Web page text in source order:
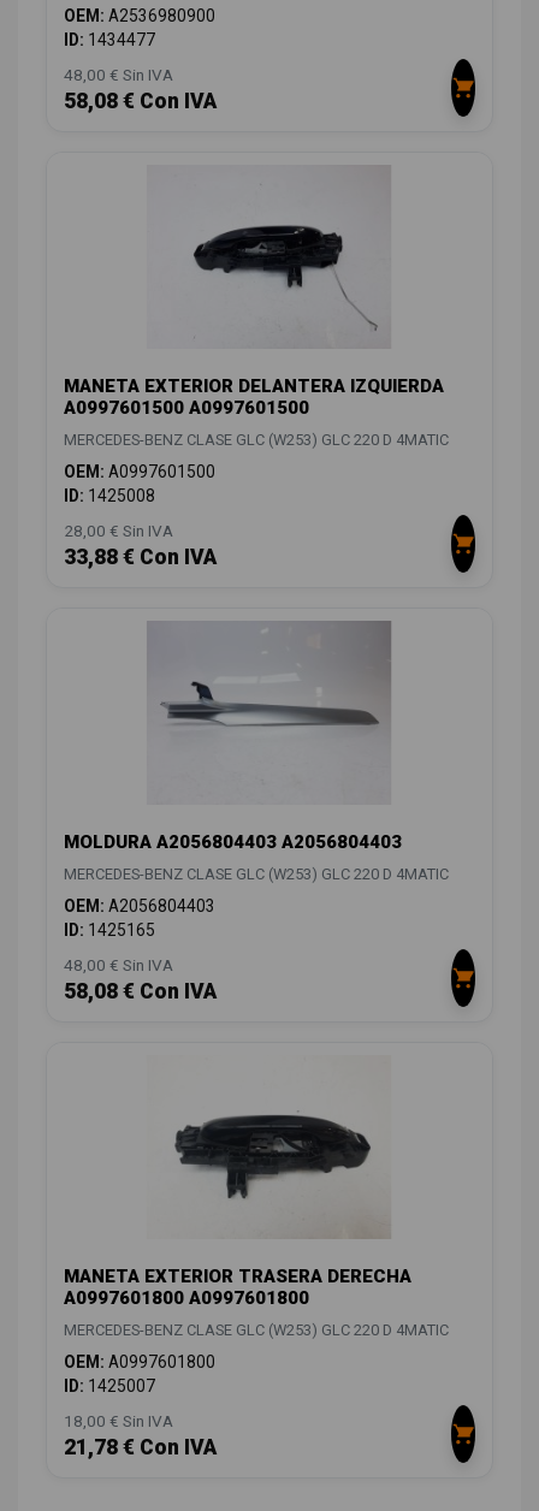
OEM: A2536980900
ID: 1434477
48,00 € Sin IVA
58,08 € Con IVA
MANETA EXTERIOR DELANTERA IZQUIERDA
A0997601500 A0997601500
MERCEDES-BENZ CLASE GLC (W253) GLC 220 D 4MATIC
OEM: A0997601500
ID: 1425008
28,00 € Sin IVA
33,88 € Con IVA
MOLDURA A2056804403 A2056804403
MERCEDES-BENZ CLASE GLC (W253) GLC 220 D 4MATIC
OEM: A2056804403
ID: 1425165
48,00 € Sin IVA
58,08 € Con IVA
MANETA EXTERIOR TRASERA DERECHA
A0997601800 A0997601800
MERCEDES-BENZ CLASE GLC (W253) GLC 220 D 4MATIC
OEM: A0997601800
ID: 1425007
18,00 € Sin IVA
21,78 € Con IVA